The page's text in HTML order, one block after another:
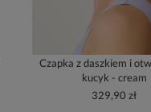
Czapka z daszkiem i
kucyk - cream
329,90 zł